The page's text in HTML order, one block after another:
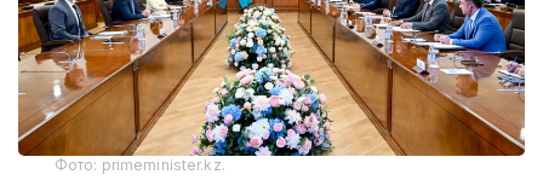
Фото: primeminister.kz.